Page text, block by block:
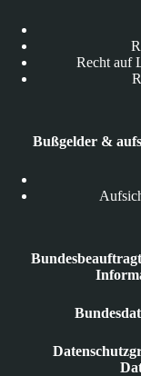
Recht auf
Bußgelder &